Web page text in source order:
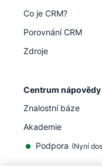
Co je CRM?
Porovnání CRM
Zdroje
Centrum nápovědy
Znalostní báze
Akademie
Podpora (Nyní